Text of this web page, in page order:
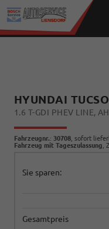
HYUNDAI
1.6 T-GDI PHEV LINE,
Fahrzeugnr.: 30708 sofort
Fahrzeug mit Tageszulassung ,
Sie sparen:
Gesamtpreis